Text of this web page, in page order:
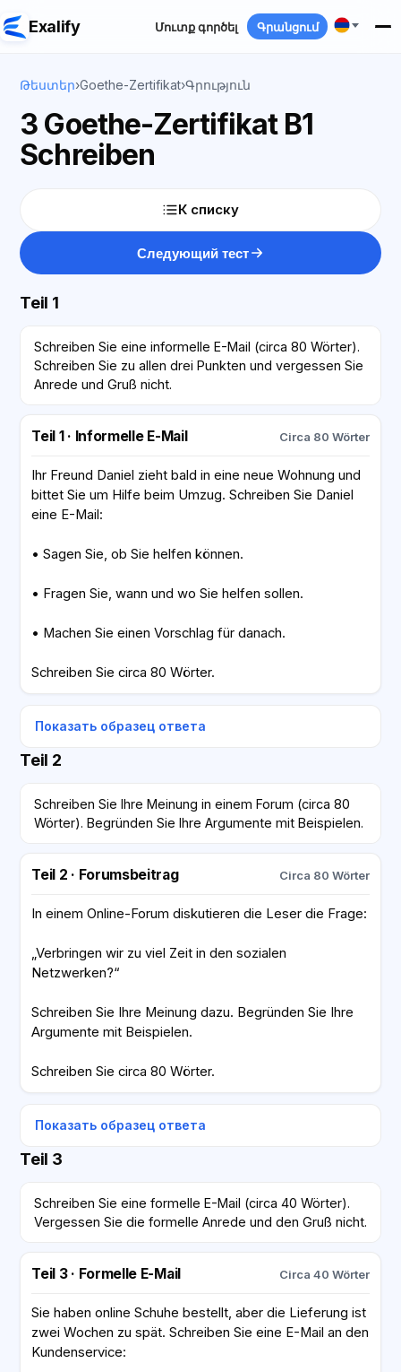
Exalify Մուտք գործել Գրանցում
Թեստեր›Goethe-Zertifikat›Գրություն
3 Goethe-Zertifikat B1
Schreiben
К списку
Следующий тест
Teil 1
Schreiben Sie eine informelle E-Mail (circa 80 Wörter).
Schreiben Sie zu allen drei Punkten und vergessen Sie
Anrede und Gruß nicht.
Teil 1 · Informelle E-Mail Circa 80 Wörter
Ihr Freund Daniel zieht bald in eine neue Wohnung und
bittet Sie um Hilfe beim Umzug. Schreiben Sie Daniel
eine E-Mail:
• Sagen Sie, ob Sie helfen können.
• Fragen Sie, wann und wo Sie helfen sollen.
• Machen Sie einen Vorschlag für danach.
Schreiben Sie circa 80 Wörter.
Показать образец ответа
Teil 2
Schreiben Sie Ihre Meinung in einem Forum (circa 80
Wörter). Begründen Sie Ihre Argumente mit Beispielen.
Teil 2 · Forumsbeitrag Circa 80 Wörter
In einem Online-Forum diskutieren die Leser die Frage:
„Verbringen wir zu viel Zeit in den sozialen
Netzwerken?“
Schreiben Sie Ihre Meinung dazu. Begründen Sie Ihre
Argumente mit Beispielen.
Schreiben Sie circa 80 Wörter.
Показать образец ответа
Teil 3
Schreiben Sie eine formelle E-Mail (circa 40 Wörter).
Vergessen Sie die formelle Anrede und den Gruß nicht.
Teil 3 · Formelle E-Mail Circa 40 Wörter
Sie haben online Schuhe bestellt, aber die Lieferung ist
zwei Wochen zu spät. Schreiben Sie eine E-Mail an den
Kundenservice: